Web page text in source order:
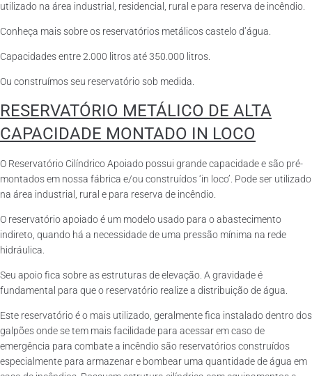
utilizado na área industrial, residencial, rural e para reserva de incêndio.
Conheça mais sobre os reservatórios metálicos castelo d’água.
Capacidades entre 2.000 litros até 350.000 litros.
Ou construímos seu reservatório sob medida.
RESERVATÓRIO METÁLICO DE ALTA
CAPACIDADE MONTADO IN LOCO
O Reservatório Cilíndrico Apoiado possui grande capacidade e são pré-
montados em nossa fábrica e/ou construídos ‘in loco’. Pode ser utilizado
na área industrial, rural e para reserva de incêndio.
O reservatório apoiado é um modelo usado para o abastecimento
indireto, quando há a necessidade de uma pressão mínima na rede
hidráulica.
Seu apoio fica sobre as estruturas de elevação. A gravidade é
fundamental para que o reservatório realize a distribuição de água.
Este reservatório é o mais utilizado, geralmente fica instalado dentro dos
galpões onde se tem mais facilidade para acessar em caso de
emergência para combate a incêndio são reservatórios construídos
especialmente para armazenar e bombear uma quantidade de água em